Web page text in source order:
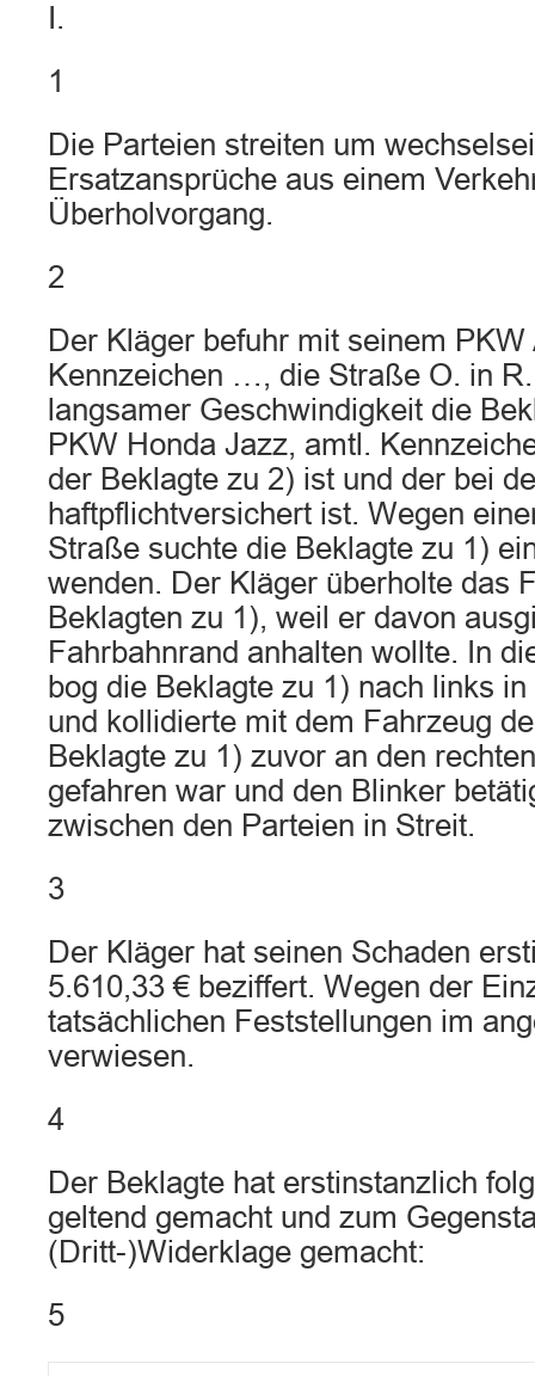
I.
1
Die Parteien streiten um
Ersatzansprüche aus einem
Überholvorgang.
2
Der Kläger befuhr mit seinem PKW
Kennzeichen …, die Straße O. in
langsamer Geschwindigkeit die
PKW Honda Jazz, amtl.
der Beklagte zu 2) ist und der bei
haftpflichtversichert ist. Wegen
Straße suchte die Beklagte zu 1)
wenden. Der Kläger überholte das
Beklagten zu 1), weil er davon
Fahrbahnrand anhalten wollte. In
bog die Beklagte zu 1) nach links
und kollidierte mit dem Fahrzeug
Beklagte zu 1) zuvor an den
gefahren war und den Blinker
zwischen den Parteien in Streit.
3
Der Kläger hat seinen Schaden
5.610,33 € beziffert. Wegen der
tatsächlichen Feststellungen im
verwiesen.
4
Der Beklagte hat erstinstanzlich
geltend gemacht und zum
(Dritt-)Widerklage gemacht:
5